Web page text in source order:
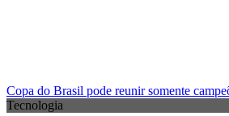
Copa do Brasil pode reunir somente
Tecnologia